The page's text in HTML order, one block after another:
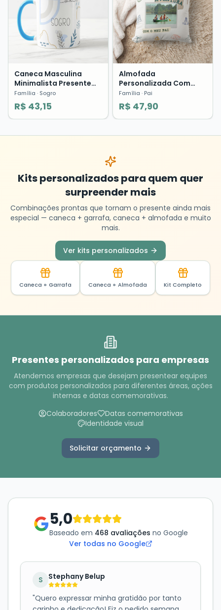
Caneca Masculina
Minimalista Presente
Sogro Segundo Pai
Família Pronta Entrega
Família · Sogro
R$ 43,15
Almofada
Personalizada Com
Foto Pai Você é Uma
Aventura Presente Dia
dos Pais
Família · Pai
R$ 47,90
Kits personalizados para quem quer
surpreender mais
Combinações prontas que tornam o presente ainda mais
especial — caneca + garrafa, caneca + almofada e muito
mais.
Ver kits personalizados
Caneca + Garrafa Caneca + Almofada Kit Completo
Presentes personalizados para empresas
Atendemos empresas que desejam presentear equipes
com produtos personalizados para diferentes áreas, ações
internas e datas comemorativas.
Colaboradores
Datas comemorativas
Identidade visual
Solicitar orçamento
5,0
Baseado em 468 avaliações no Google
Ver todas no Google
S Stephany Belup
"Quero expressar minha gratidão por tanto